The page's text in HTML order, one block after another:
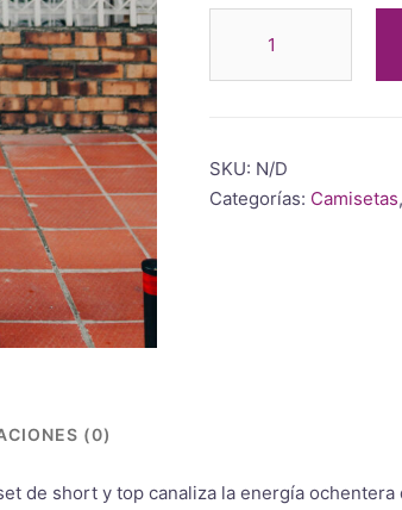
SKU: N/D
Categorías: Camisetas,
(0)
de short y top canaliza la energía